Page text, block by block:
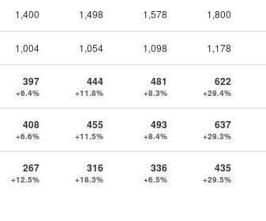
1,400 1,498 1,578 1,800
1,004 1,054 1,098 1,178
397
+6.4%
444
+11.8%
481
+8.3%
622
+29.4%
408
+6.6%
455
+11.5%
493
+8.4%
637
+29.3%
267
+12.5%
316
+18.3%
336
+6.5%
435
+29.5%